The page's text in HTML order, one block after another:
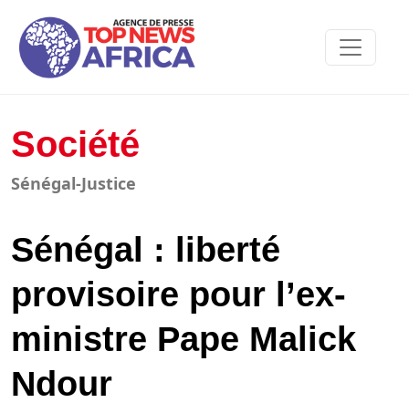
Société
Sénégal-Justice
Sénégal : liberté
provisoire pour l’ex-
ministre Pape Malick
Ndour